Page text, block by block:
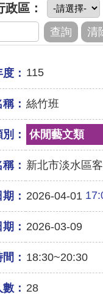
政區：
： 115
： 絲竹班
： 休閒藝文類
： 新北市淡水區
： 2026-04-01
： 2026-03-09
間： 18:30~20:30
： 28